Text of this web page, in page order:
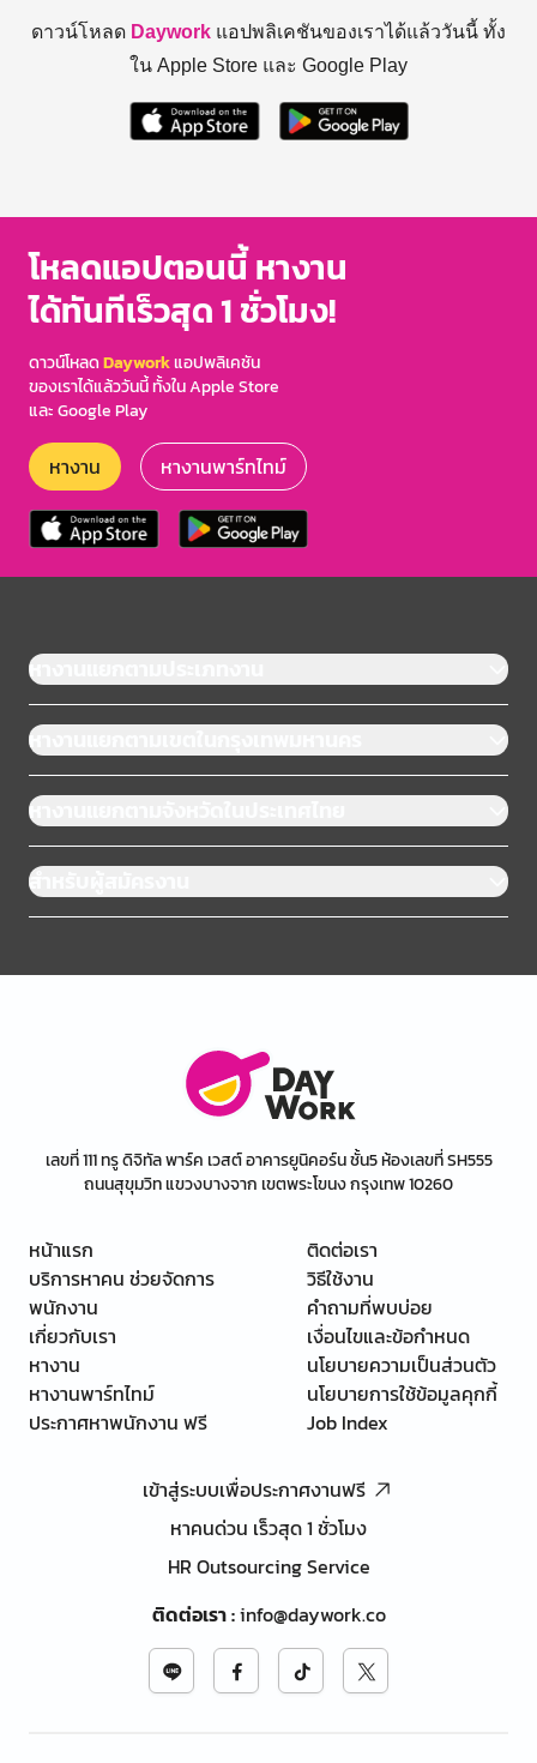
ดาวน์โหลด Daywork แอปพลิเคชันของเราได้แล้ววันนี้ ทั้ง
ใน Apple Store และ Google Play
โหลดแอปตอนนี้ หางาน
ได้ทันทีเร็วสุด 1 ชั่วโมง!
ดาวน์โหลดDayworkแอปพลิเคชัน
ของเราได้แล้ววันนี้ ทั้งใน Apple Store
และ Google Play
หางาน หางานพาร์ทไทม์
หางานแยกตามประเภทงาน
หางานแยกตามเขตในกรุงเทพมหานคร
หางานแยกตามจังหวัดในประเทศไทย
สำหรับผู้สมัครงาน
เลขที่ 111 ทรู ดิจิทัล พาร์ค เวสต์ อาคารยูนิคอร์น ชั้น5 ห้องเลขที่ SH555
ถนนสุขุมวิท แขวงบางจาก เขตพระโขนง กรุงเทพ 10260
หน้าแรก
บริการหาคน ช่วยจัดการ
พนักงาน
เกี่ยวกับเรา
หางาน
หางานพาร์ทไทม์
ประกาศหาพนักงาน ฟรี
ติดต่อเรา
วิธีใช้งาน
คำถามที่พบบ่อย
เงื่อนไขและข้อกำหนด
นโยบายความเป็นส่วนตัว
นโยบายการใช้ข้อมูลคุกกี้
Job Index
เข้าสู่ระบบเพื่อประกาศงานฟรี
หาคนด่วน เร็วสุด 1 ชั่วโมง
HR Outsourcing Service
ติดต่อเรา:info@daywork.co